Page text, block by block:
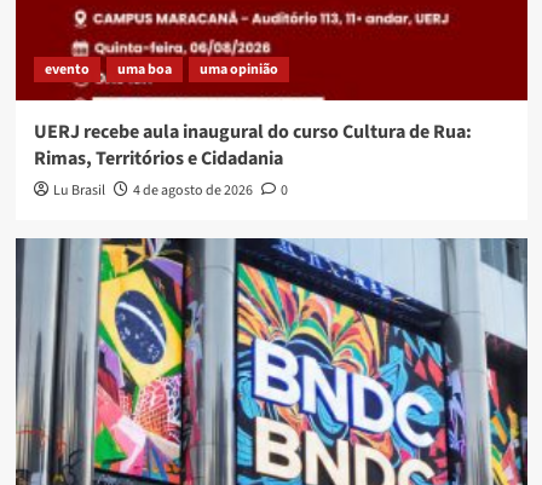
evento uma boa uma opinião
UERJ recebe aula inaugural do curso Cultura de Rua:
Rimas, Territórios e Cidadania
Lu Brasil 4 de agosto de 2026 0